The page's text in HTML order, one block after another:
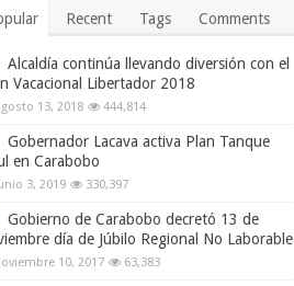
Recent Tags Comments
Alcaldía continúa llevando diversión con el
Vacacional Libertador 2018
13, 2018 444,814
Gobernador Lacava activa Plan Tanque
en Carabobo
3, 2019 330,397
Gobierno de Carabobo decretó 13 de
día de Júbilo Regional No Laborable
10, 2017 63,383